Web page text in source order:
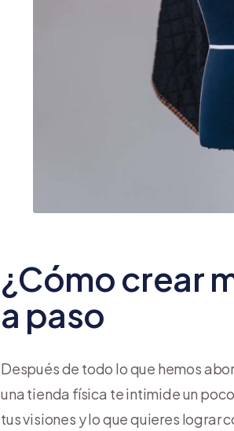
¿Cómo crear
a paso
Después de todo lo que hemos
una tienda física te intimide un
tus visiones y lo que quieres lograr